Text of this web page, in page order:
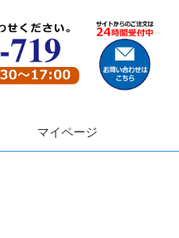
マイページ